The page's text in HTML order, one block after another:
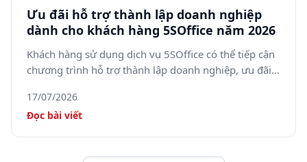
Ưu đãi hỗ trợ thành lập doanh nghiệp
dành cho khách hàng 5SOffice năm 2026
Khách hàng sử dụng dịch vụ 5SOffice có thể tiếp cận
chương trình hỗ trợ thành lập doanh nghiệp, ưu đãi
trong năm 2026.
17/07/2026
Đọc bài viết